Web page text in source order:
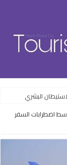
البشري
اضطرابات السفر